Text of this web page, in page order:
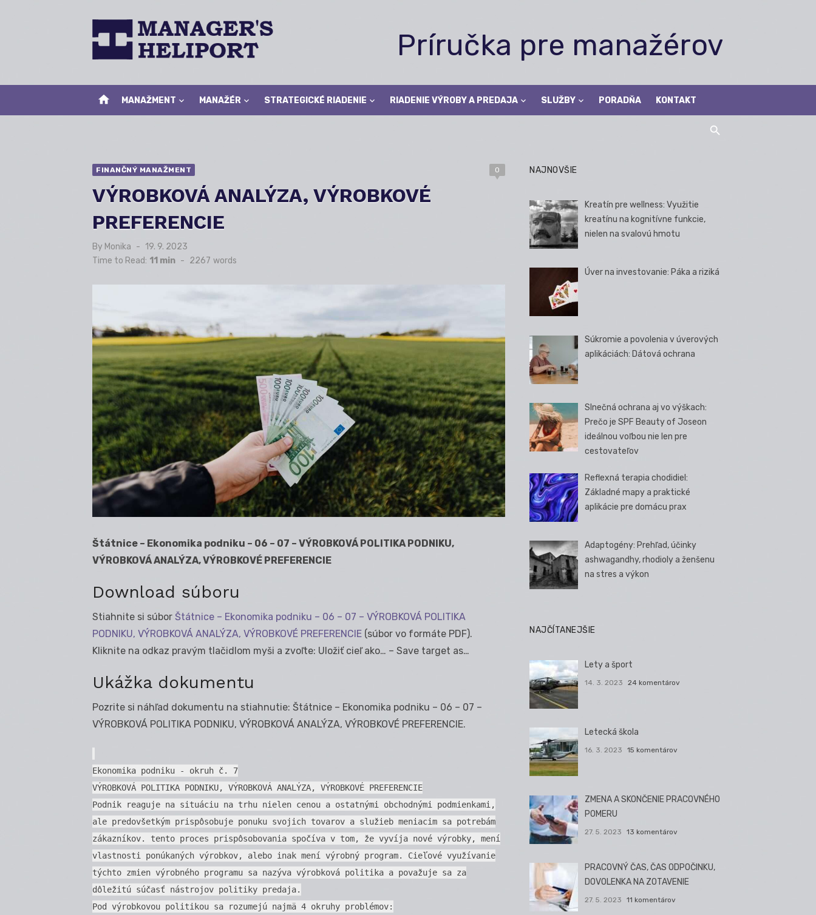
Príručka pre manažérov
home MANAŽMENT MANAŽÉR STRATEGICKÉ RIADENIE RIADENIE VÝROBY A PREDAJA SLUŽBY PORADŇA KONTAKT
FINANČNÝ MANAŽMENT 0
VÝROBKOVÁ ANALÝZA, VÝROBKOVÉ
PREFERENCIE
By Monika
Posted
on
19. 9. 2023
Time to Read: 11 min - 2267 words
Štátnice – Ekonomika podniku – 06 – 07 – VÝROBKOVÁ POLITIKA PODNIKU,
VÝROBKOVÁ ANALÝZA, VÝROBKOVÉ PREFERENCIE
Download súboru
Stiahnite si súbor Štátnice – Ekonomika podniku – 06 – 07 – VÝROBKOVÁ POLITIKA
PODNIKU, VÝROBKOVÁ ANALÝZA, VÝROBKOVÉ PREFERENCIE (súbor vo formáte PDF).
Kliknite na odkaz pravým tlačidlom myši a zvoľte: Uložiť cieľ ako… – Save target as…
Ukážka dokumentu
Pozrite si náhľad dokumentu na stiahnutie: Štátnice – Ekonomika podniku – 06 – 07 –
VÝROBKOVÁ POLITIKA PODNIKU, VÝROBKOVÁ ANALÝZA, VÝROBKOVÉ PREFERENCIE.
Ekonomika podniku - okruh č. 7
VÝROBKOVÁ POLITIKA PODNIKU, VÝROBKOVÁ ANALÝZA, VÝROBKOVÉ PREFERENCIE
Podnik reaguje na situáciu na trhu nielen cenou a ostatnými obchodnými podmienkami,
ale predovšetkým prispôsobuje ponuku svojich tovarov a služieb meniacim sa potrebám
zákazníkov. tento proces prispôsobovania spočíva v tom, že vyvíja nové výrobky, mení
vlastnosti ponúkaných výrobkov, alebo inak mení výrobný program. Cieľové využívanie
týchto zmien výrobného programu sa nazýva výrobková politika a považuje sa za
dôležitú súčasť nástrojov politiky predaja.
Pod výrobkovou politikou sa rozumejú najmä 4 okruhy problémov:
NAJNOVŠIE
Kreatín pre wellness: Využitie
kreatínu na kognitívne funkcie,
nielen na svalovú hmotu
Úver na investovanie: Páka a riziká
Súkromie a povolenia v úverových
aplikáciách: Dátová ochrana
Slnečná ochrana aj vo výškach:
Prečo je SPF Beauty of Joseon
ideálnou voľbou nie len pre
cestovateľov
Reflexná terapia chodidiel:
Základné mapy a praktické
aplikácie pre domácu prax
Adaptogény: Prehľad, účinky
ashwagandhy, rhodioly a ženšenu
na stres a výkon
NAJČÍTANEJŠIE
Lety a šport
14. 3. 2023 24 komentárov
Letecká škola
16. 3. 2023 15 komentárov
ZMENA A SKONČENIE PRACOVNÉHO
POMERU
27. 5. 2023 13 komentárov
PRACOVNÝ ČAS, ČAS ODPOČINKU,
DOVOLENKA NA ZOTAVENIE
27. 5. 2023 11 komentárov